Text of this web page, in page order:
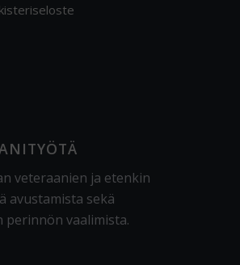
veteraanien ja etenkin
avustamista sekä
perinnön vaalimista.